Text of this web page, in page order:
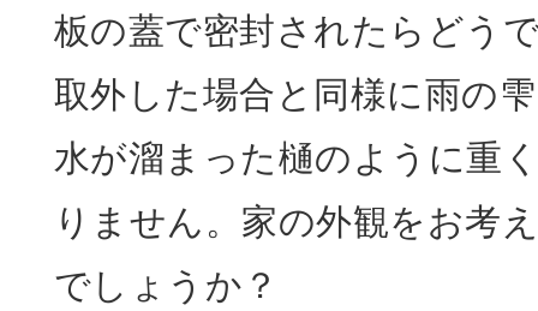
板の蓋で密封されたらどう
取外した場合と同様に雨の
水が溜まった樋のように重
りません。家の外観をお考
でしょうか？